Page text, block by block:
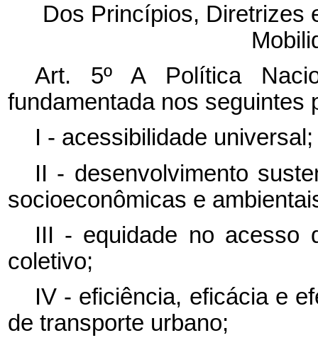
Dos Princípios, Diretrizes
Art. 5º A Política
fundamentada nos seguintes
I - acessibilidade universal;
II - desenvolvimento
socioeconômicas e
III - equidade no acesso
coletivo;
IV - eficiência, eficácia e
de transporte urbano;